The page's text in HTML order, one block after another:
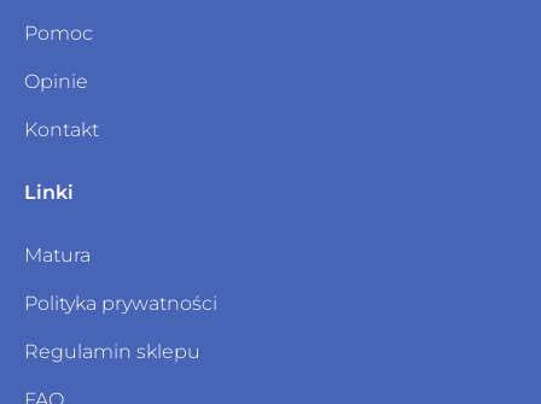
Pomoc
Opinie
Kontakt
Linki
Matura
Polityka prywatności
Regulamin sklepu